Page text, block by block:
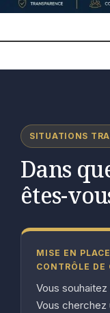
SITUATIONS
Dans
êtes-
MISE EN
CONTRÔLE DE
Vous
Vous cherchez